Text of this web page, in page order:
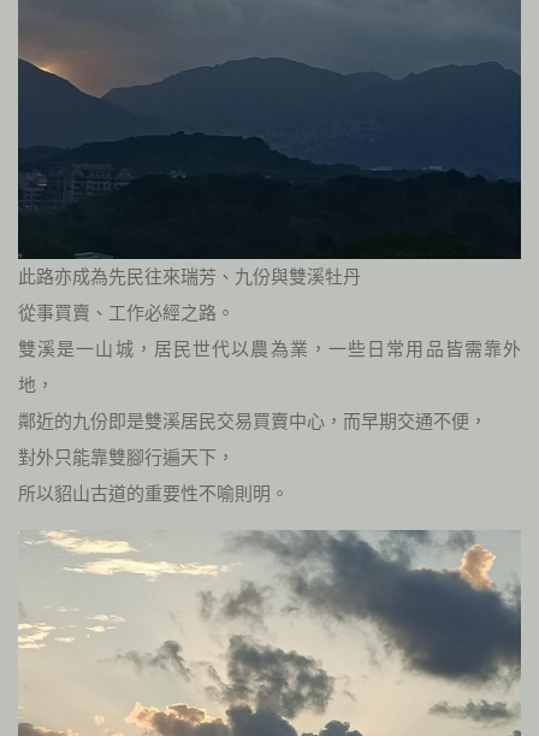
此路亦成為先民往來瑞芳、九份與雙溪牡丹
從事買賣、工作必經之路。
雙溪是一山城，居民世代以農為業，一些日常用品皆需靠外
地，
鄰近的九份即是雙溪居民交易買賣中心，而早期交通不便，
對外只能靠雙腳行遍天下，
所以貂山古道的重要性不喻則明。